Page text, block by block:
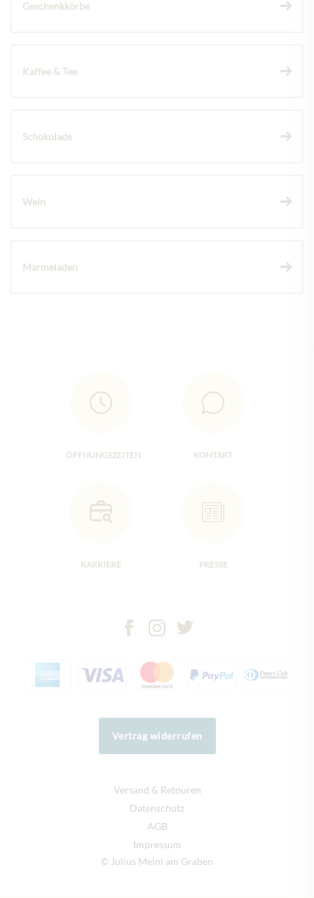
Geschenkkörbe
Kaffee & Tee
Schokolade
Wein
Marmeladen
ÖFFNUNGSZEITEN KONTAKT
KARRIERE PRESSE
Vertrag widerrufen
Versand & Retouren
Datenschutz
AGB
Impressum
© Julius Meinl am Graben